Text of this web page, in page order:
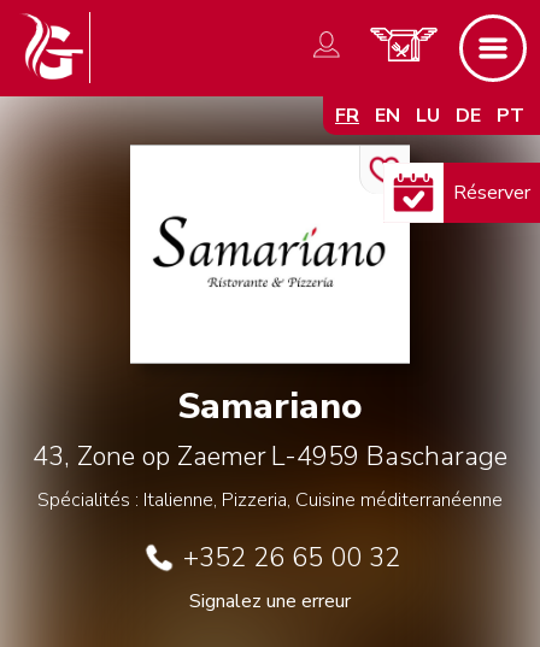
FR EN LU DE PT
Samariano
43, Zone op ZaemerL-4959 Bascharage
Spécialités : Italienne, Pizzeria, Cuisine méditerranéenne
+352 26 65 00 32
Signalez une erreur
Réserver